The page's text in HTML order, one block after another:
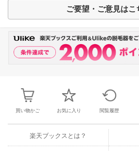
ご要望・ご意見はこ
買い物かご お気に入り 閲覧履歴
楽天ブックスとは？